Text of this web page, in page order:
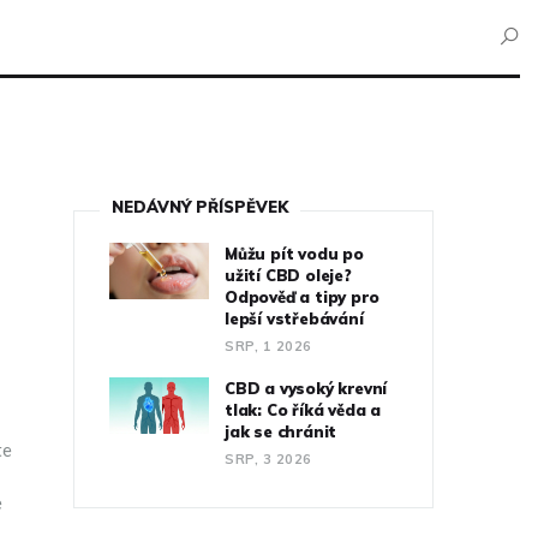
NEDÁVNÝ PŘÍSPĚVEK
Můžu pít vodu po
užití CBD oleje?
Odpověď a tipy pro
lepší vstřebávání
SRP, 1 2026
CBD a vysoký krevní
tlak: Co říká věda a
jak se chránit
SRP, 3 2026